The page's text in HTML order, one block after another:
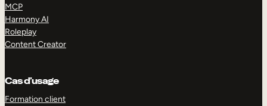
MCP
Harmony AI
Roleplay
Content Creator
Cas d’usage
Formation client